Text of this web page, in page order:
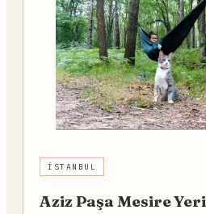
İSTANBUL
Aziz Paşa Mesire